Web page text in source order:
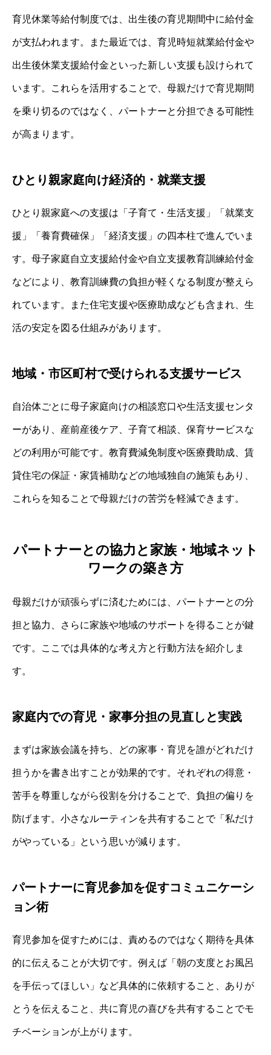
育児休業等給付制度では、出生後の育児期間中に給付金
が支払われます。また最近では、育児時短就業給付金や
出生後休業支援給付金といった新しい支援も設けられて
います。これらを活用することで、母親だけで育児期間
を乗り切るのではなく、パートナーと分担できる可能性
が高まります。
ひとり親家庭向け経済的・就業支援
ひとり親家庭への支援は「子育て・生活支援」「就業支
援」「養育費確保」「経済支援」の四本柱で進んでいま
す。母子家庭自立支援給付金や自立支援教育訓練給付金
などにより、教育訓練費の負担が軽くなる制度が整えら
れています。また住宅支援や医療助成なども含まれ、生
活の安定を図る仕組みがあります。
地域・市区町村で受けられる支援サービス
自治体ごとに母子家庭向けの相談窓口や生活支援センタ
ーがあり、産前産後ケア、子育て相談、保育サービスな
どの利用が可能です。教育費減免制度や医療費助成、賃
貸住宅の保証・家賃補助などの地域独自の施策もあり、
これらを知ることで母親だけの苦労を軽減できます。
パートナーとの協力と家族・地域ネット
ワークの築き方
母親だけが頑張らずに済むためには、パートナーとの分
担と協力、さらに家族や地域のサポートを得ることが鍵
です。ここでは具体的な考え方と行動方法を紹介しま
す。
家庭内での育児・家事分担の見直しと実践
まずは家族会議を持ち、どの家事・育児を誰がどれだけ
担うかを書き出すことが効果的です。それぞれの得意・
苦手を尊重しながら役割を分けることで、負担の偏りを
防げます。小さなルーティンを共有することで「私だけ
がやっている」という思いが減ります。
パートナーに育児参加を促すコミュニケーシ
ョン術
育児参加を促すためには、責めるのではなく期待を具体
的に伝えることが大切です。例えば「朝の支度とお風呂
を手伝ってほしい」など具体的に依頼すること、ありが
とうを伝えること、共に育児の喜びを共有することでモ
チベーションが上がります。